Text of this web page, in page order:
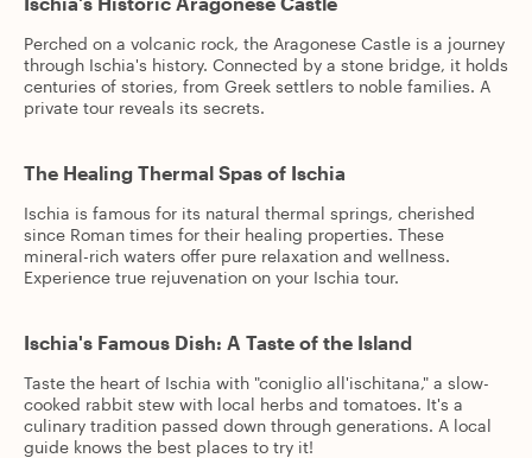
Perched on a volcanic rock, the Aragonese Castle is a journey
through Ischia's history. Connected by a stone bridge, it holds
centuries of stories, from Greek settlers to noble families. A
private tour reveals its secrets.
The Healing Thermal Spas of Ischia
Ischia is famous for its natural thermal springs, cherished
since Roman times for their healing properties. These
mineral-rich waters offer pure relaxation and wellness.
Experience true rejuvenation on your Ischia tour.
Ischia's Famous Dish: A Taste of the Island
Taste the heart of Ischia with "coniglio all'ischitana," a slow-
cooked rabbit stew with local herbs and tomatoes. It's a
culinary tradition passed down through generations. A local
guide knows the best places to try it!